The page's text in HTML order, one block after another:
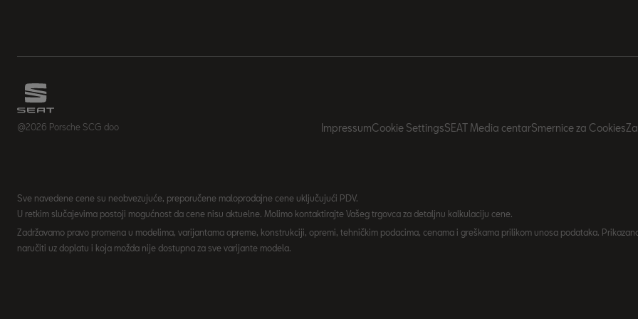
ImpressumCookie SettingsSEAT Media centarSmernice za Cookies
@2026 Porsche SCG doo
Sve navedene cene su neobvezujuće, preporučene maloprodajne cene uključujući PDV.
U retkim slučajevima postoji mogućnost da cene nisu aktuelne. Molimo kontaktirajte Vašeg trgovca za detaljnu kalkulaciju cene.
Zadržavamo pravo promena u modelima, varijantama opreme, konstrukciji, opremi, tehničkim podacima, cenama i greškama prilikom unosa podataka.
naručiti uz doplatu i koja možda nije dostupna za sve varijante modela.